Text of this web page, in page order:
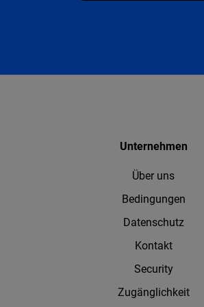
Unternehmen
Über uns
Bedingungen
Datenschutz
Kontakt
Security
Zugänglichkeit